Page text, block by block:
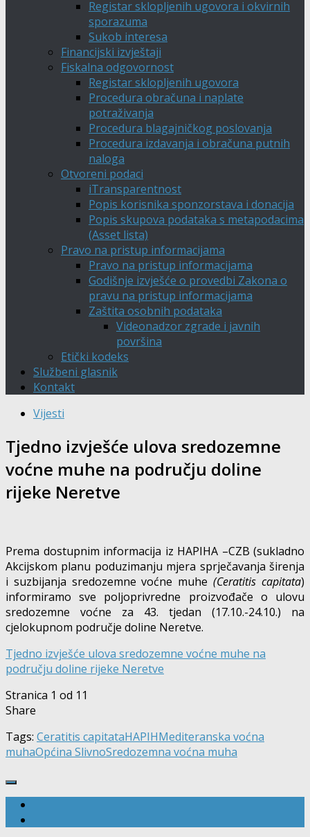
Registar sklopljenih ugovora i okvirnih
sporazuma
Sukob interesa
Financijski izvještaji
Fiskalna odgovornost
Registar sklopljenih ugovora
Procedura obračuna i naplate
potraživanja
Procedura blagajničkog poslovanja
Procedura izdavanja i obračuna putnih
naloga
Otvoreni podaci
iTransparentnost
Popis korisnika sponzorstava i donacija
Popis skupova podataka s metapodacima
(Asset lista)
Pravo na pristup informacijama
Pravo na pristup informacijama
Godišnje izvješće o provedbi Zakona o
pravu na pristup informacijama
Zaštita osobnih podataka
Videonadzor zgrade i javnih
površina
Etički kodeks
Službeni glasnik
Kontakt
Vijesti
Tjedno izvješće ulova sredozemne
voćne muhe na području doline
rijeke Neretve
Prema dostupnim informacija iz HAPIHA –CZB (sukladno
Akcijskom planu poduzimanju mjera sprječavanja širenja
i suzbijanja sredozemne voćne muhe(Ceratitis capitata)
informiramo sve poljoprivredne proizvođače o ulovu
sredozemne voćne za 43. tjedan (17.10.-24.10.) na
cjelokupnom područje doline Neretve.
Tjedno izvješće ulova sredozemne voćne muhe na
području doline rijeke Neretve
Stranica 1 od 1 1
Share
Tags: Ceratitis capitataHAPIHMediteranska voćna
muhaOpćina SlivnoSredozemna voćna muha